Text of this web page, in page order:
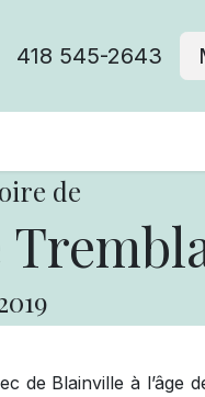
418 545-2643
de
de Blainville à l’âge